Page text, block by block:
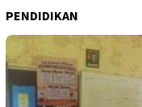
PENDIDIKAN